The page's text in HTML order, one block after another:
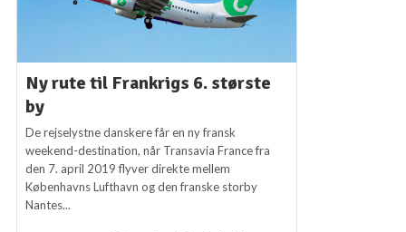
Ny rute til Frankrigs 6. største
by
De rejselystne danskere får en ny fransk
weekend-destination, når Transavia France fra
den 7. april 2019 flyver direkte mellem
Københavns Lufthavn og den franske storby
Nantes...